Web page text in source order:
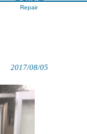
Repair
2017/08/05